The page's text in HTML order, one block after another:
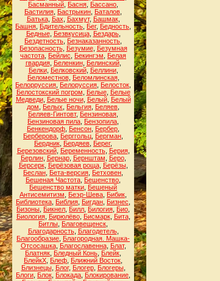
Басманный Басня Бассано
Бастилия Бастрыкин Баталов
Батька, Бах Бахмут, Башмак,
Башня Бдительность Бег, Бедность
Бедные, Безвкусица, Бездарь,
Бездетность Безнаказанность
Безопасность, Безумие, Безумная
частота Бейлис Бекингэм
Белая
гвардия, Беленкин, Белинский,
Белки, Белковский, Беллини,
Беломестнов, Беломлинская,
Белорруссия Белоруссия Белосток
Белостокский погром
Белые, Белые
Медведи, Белые ночи, Белый, Белый
дом
Белых Бельгия Беляев
Беляев-Гинтовт, Бензиновая
Бензиновая пила Бензопила
Бенкендорф Бенсон Бербер
Берберова Берггольц Бергман
Бердник Бердяев Берег,
Березовский, Беременность, Берия,
Берлин, Бернар, Бернштам Беро,
Берсерк, Берёзовая роща, Берёзы,
Беслан Бета-версия Бетховен
Бешеная Частота Бешенство
Бешенство матки Бешеный
Антисемитизм
Беэр-Шева Бибик
Библиотека Библия Бигдан Бизнес
Бизоны Бикнел Билл Билогия Био
Биология, Бирюлёво, Бисмарк, Бита,
Битлы Благовещенск
Благодарность, Благодетель,
Благообразие Благородная. Машка-
Отсосашка, Благославенна, Блат,
Блатняк Бледный Конь Блейк
БлейкХ Блеф Ближний Восток
Близнецы, Блог, Блогер, Блогеры,
Блоги Блок Блокада Блокирование